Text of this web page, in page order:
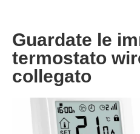
Guardate le
termostato
collegato